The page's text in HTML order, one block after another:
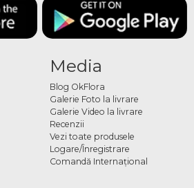
Media
Blog OkFlora
Galerie Foto la livrare
Galerie Video la livrare
Recenzii
Vezi toate produsele
Logare/Înregistrare
Comandă Internațional